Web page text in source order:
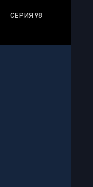
СЕРИЯ 98